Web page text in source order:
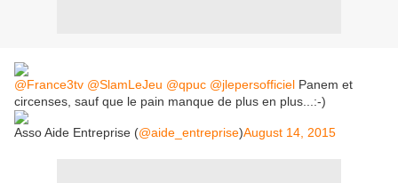
@France3tv @SlamLeJeu @qpuc @jlepersofficiel Panem et
circenses, sauf que le pain manque de plus en plus...:-)
Asso Aide Entreprise (@aide_entreprise)August 14, 2015